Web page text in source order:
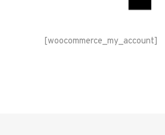
[woocommerce_my_account]